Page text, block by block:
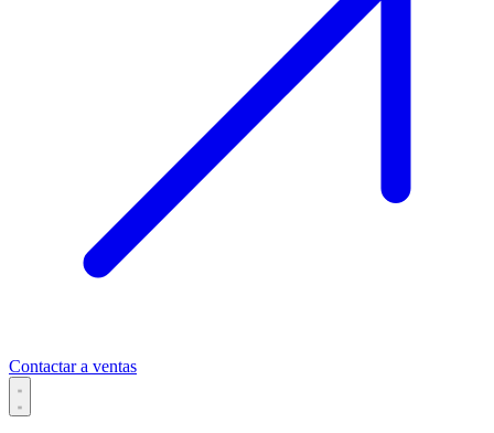
Contactar a ventas